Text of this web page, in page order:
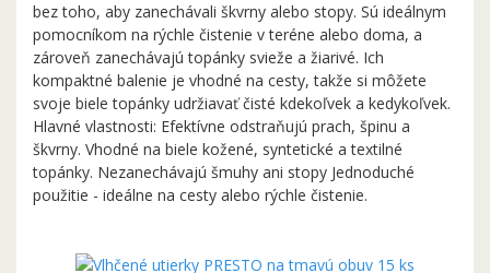
bez toho, aby zanechávali škvrny alebo stopy. Sú ideálnym
pomocníkom na rýchle čistenie v teréne alebo doma, a
zároveň zanechávajú topánky svieže a žiarivé. Ich
kompaktné balenie je vhodné na cesty, takže si môžete
svoje biele topánky udržiavať čisté kdekoľvek a kedykoľvek.
Hlavné vlastnosti: Efektívne odstraňujú prach, špinu a
škvrny. Vhodné na biele kožené, syntetické a textilné
topánky. Nezanechávajú šmuhy ani stopy Jednoduché
použitie - ideálne na cesty alebo rýchle čistenie.